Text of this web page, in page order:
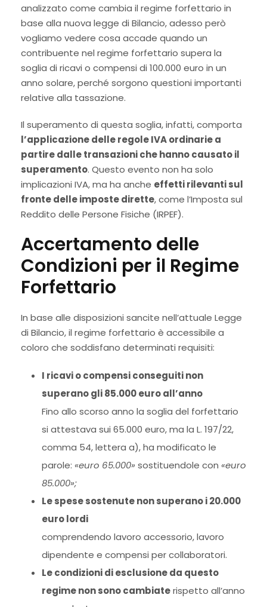
analizzato come cambia il regime forfettario in
base alla nuova legge di Bilancio, adesso però
vogliamo vedere cosa accade quando un
contribuente nel regime forfettario supera la
soglia di ricavi o compensi di 100.000 euro in un
anno solare, perché sorgono questioni importanti
relative alla tassazione.
Il superamento di questa soglia, infatti, comporta
l’applicazione delle regole IVA ordinarie a
partire dalle transazioni che hanno causato il
superamento. Questo evento non ha solo
implicazioni IVA, ma ha anche effetti rilevanti sul
fronte delle imposte dirette, come l’Imposta sul
Reddito delle Persone Fisiche (IRPEF).
Accertamento delle
Condizioni per il Regime
Forfettario
In base alle disposizioni sancite nell’attuale Legge
di Bilancio, il regime forfettario è accessibile a
coloro che soddisfano determinati requisiti:
I ricavi o compensi conseguiti non
superano gli 85.000 euro all’anno
Fino allo scorso anno la soglia del forfettario
si attestava sui 65.000 euro, ma la L. 197/22,
comma 54, lettera a), ha modificato le
parole: «euro 65.000» sostituendole con «euro
85.000»;
Le spese sostenute non superano i 20.000
euro lordi
comprendendo lavoro accessorio, lavoro
dipendente e compensi per collaboratori.
Le condizioni di esclusione da questo
regime non sono cambiaterispetto all’anno